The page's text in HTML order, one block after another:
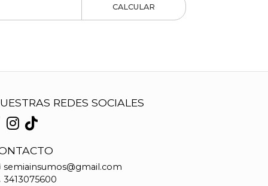
CALCULAR
REDES SOCIALES
semiainsumos@gmail.com
3413075600